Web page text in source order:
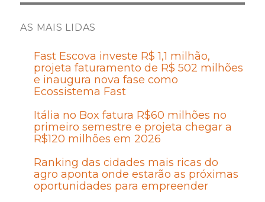
AS MAIS LIDAS
Fast Escova investe R$ 1,1 milhão,
projeta faturamento de R$ 502 milhões
e inaugura nova fase como
Ecossistema Fast
Itália no Box fatura R$60 milhões no
primeiro semestre e projeta chegar a
R$120 milhões em 2026
Ranking das cidades mais ricas do
agro aponta onde estarão as próximas
oportunidades para empreender